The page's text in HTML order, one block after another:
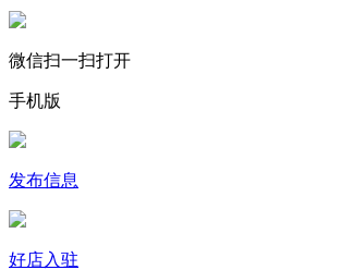
微信扫一扫打开
手机版
发布信息
好店入驻